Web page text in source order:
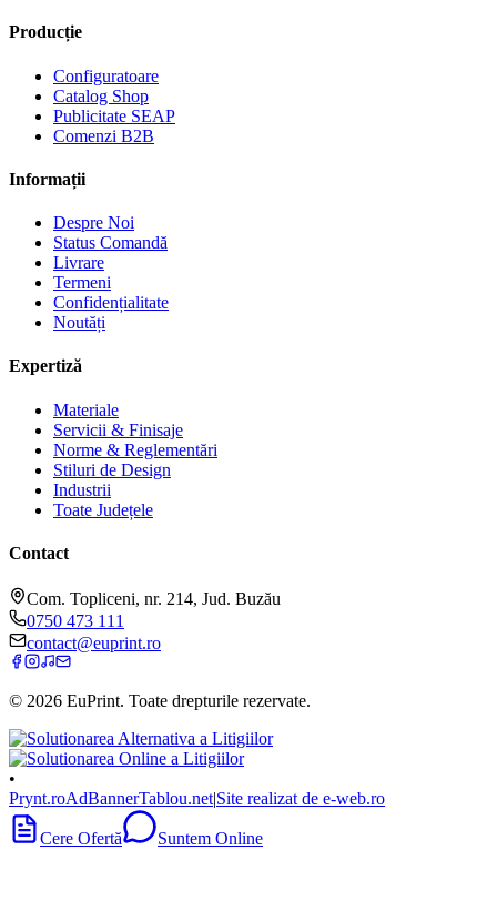
Producție
Configuratoare
Catalog Shop
Publicitate SEAP
Comenzi B2B
Informații
Despre Noi
Status Comandă
Livrare
Termeni
Confidențialitate
Noutăți
Expertiză
Materiale
Servicii & Finisaje
Norme & Reglementări
Stiluri de Design
Industrii
Toate Județele
Contact
Com. Topliceni, nr. 214, Jud. Buzău
0750 473 111
contact@euprint.ro
© 2026 EuPrint. Toate drepturile rezervate.
•
Prynt.roAdBannerTablou.net|Site realizat de e-web.ro
Cere Ofertă Suntem Online